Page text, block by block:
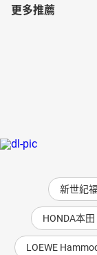
更多推薦
新世紀
HONDA本田
LOEWE